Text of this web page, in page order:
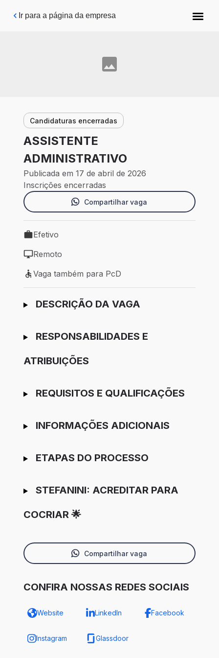
Pular para o conteúdo principal
Ir para a página da empresa
Candidaturas encerradas
ASSISTENTE
ADMINISTRATIVO
Publicada em 17 de abril de 2026
Inscrições encerradas
Compartilhar vaga
Tipo de vaga: Efetivo
Efetivo
Modelo de trabalho: Remoto
Remoto
Vaga também para PcD
Vaga também para PcD
Ir para candidatura
DESCRIÇÃO DA VAGA
RESPONSABILIDADES E
ATRIBUIÇÕES
REQUISITOS E QUALIFICAÇÕES
INFORMAÇÕES ADICIONAIS
ETAPAS DO PROCESSO
STEFANINI: ACREDITAR PARA
COCRIAR 🌟
Compartilhar vaga
CONFIRA NOSSAS REDES SOCIAIS
Website LinkedIn Facebook
Instagram Glassdoor